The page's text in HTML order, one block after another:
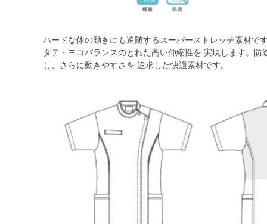
ハードな体の動きにも追随するスーパーストレッチ素材で
タテ・ヨコバランスのとれた高い伸縮性を 実現します。
し、さらに動きやすさを 追求した快適素材です。